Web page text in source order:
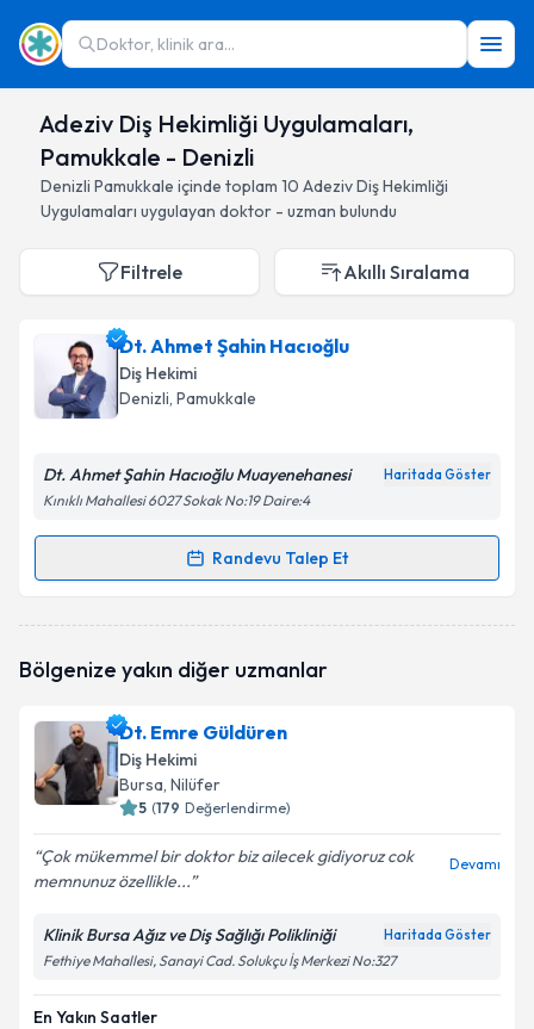
Doktor, klinik ara...
Adeziv Diş Hekimliği Uygulamaları,
Pamukkale - Denizli
Denizli Pamukkale içinde toplam 10 Adeziv Diş Hekimliği
Uygulamaları uygulayan doktor - uzman bulundu
Filtrele Akıllı Sıralama
Dt. Ahmet Şahin Hacıoğlu
Diş Hekimi
Denizli, Pamukkale
Dt. Ahmet Şahin Hacıoğlu Muayenehanesi Haritada Göster
Kınıklı Mahallesi 6027 Sokak No:19 Daire:4
Randevu Talep Et
Randevu Takvimi Talebi
oluşturun. Size bu uzmandan randevu almanız için bir
E-posta Adresiniz
Kişisel verilerimin işlenmesine ilişkinAydınlatma
Metni'ni okudum ve kişisel verilerimin belirtilen
Bölgenize yakın diğer uzmanlar
Dt. Emre Güldüren
Diş Hekimi
Bursa, Nilüfer
5 (179 Değerlendirme)
Çok mükemmel bir doktor biz ailecek gidiyoruz cok
memnunuz özellikle...
Devamı
Klinik Bursa Ağız ve Diş Sağlığı Polikliniği Haritada Göster
Fethiye Mahallesi, Sanayi Cad. Solukçu İş Merkezi No:327
En Yakın Saatler